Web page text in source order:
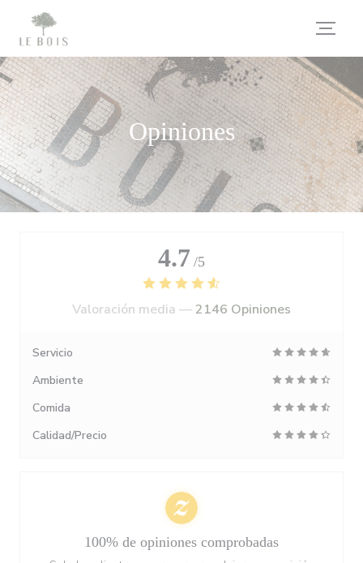
Personalización de sus opciones de cookies
Opiniones
4.7 /5
Valoración media — 2146 Opiniones
Servicio
Ambiente
Comida
Calidad/Precio
100% de opiniones comprobadas